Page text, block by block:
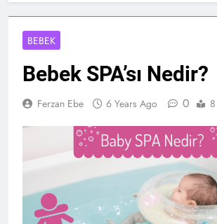
BEBEK
Bebek SPA’sı Nedir?
Ferzan Ebe 6 Years Ago 0